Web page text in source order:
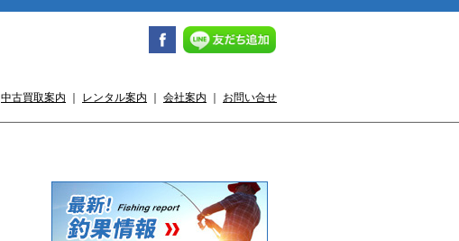
中古買取案内 レンタル案内 会社案内 お問い合せ